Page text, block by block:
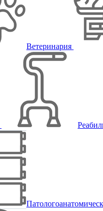
Ветеринария